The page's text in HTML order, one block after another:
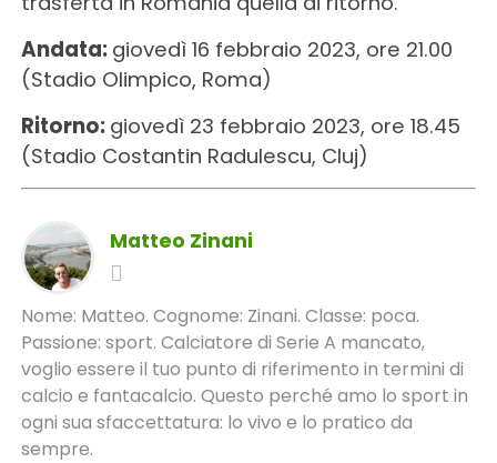
Andata: giovedì 16 febbraio 2023, ore 21.00
(Stadio Olimpico, Roma)
Ritorno: giovedì 23 febbraio 2023, ore 18.45
(Stadio Costantin Radulescu, Cluj)
Matteo Zinani
Nome: Matteo. Cognome: Zinani. Classe: poca.
Passione: sport. Calciatore di Serie A mancato,
voglio essere il tuo punto di riferimento in termini di
calcio e fantacalcio. Questo perché amo lo sport in
ogni sua sfaccettatura: lo vivo e lo pratico da
sempre.